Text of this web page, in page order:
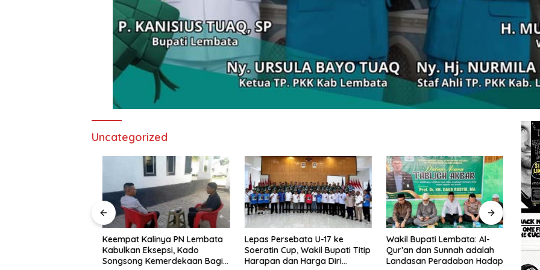
Uncategorized
Keempat Kalinya PN Lembata
Kabulkan Eksepsi, Kado
Songsong Kemerdekaan Bagi
Lepas Persebata U-17 ke
Soeratin Cup, Wakil Bupati Titip
Harapan dan Harga Diri
Wakil Bupati Lembata: Al-
Qur’an dan Sunnah adalah
Landasan Peradaban Hadapi